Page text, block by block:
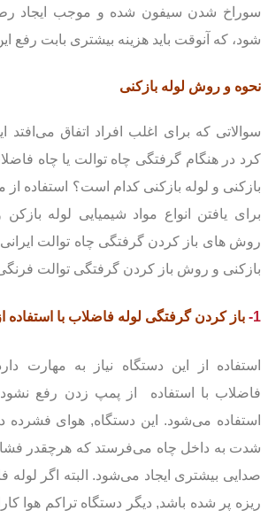
سوراخ شدن سیفون شده و موجب ایجاد
شود، که آنوقت باید هزینه بیشتری بابت رفع
نحوه و روش لوله بازکنی
سوالاتی که برای اغلب افراد اتفاق
کرد در هنگام گرفتگی چاه توالت یا چاه
بازکنی و لوله بازکنی کدام است؟ استفاده
برای یافتن انواع مواد شیمیایی لوله
روش های باز کردن گرفتگی چاه توالت
بازکنی و روش باز کردن گرفتگی توالت
1- باز کردن گرفتگی لوله فاضلاب با استفاده
استفاده از این دستگاه نیاز به مهارت
فاضلاب با استفاده از پمپ زدن رفع نشود,
استفاده می‌شود. این دستگاه, هوای فشرده
شدت به داخل چاه می‌فرستد که هرچقدر فشار
صدایی بیشتری ایجاد می‌شود. البته اگر
ریزه پر شده باشد, دیگر دستگاه تراکم هوا